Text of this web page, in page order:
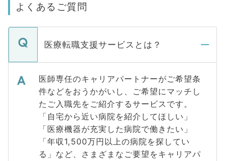
よくあるご質問
医療転職支援サービスとは？
医師専任のキャリアパートナーがご希望条
件などをおうかがいし、ご希望にマッチし
たご入職先をご紹介するサービスです。
「自宅から近い病院を紹介してほしい」
「医療機器が充実した病院で働きたい」
「年収1,500万円以上の病院を探してい
る」など、さまざまなご要望をキャリアパ